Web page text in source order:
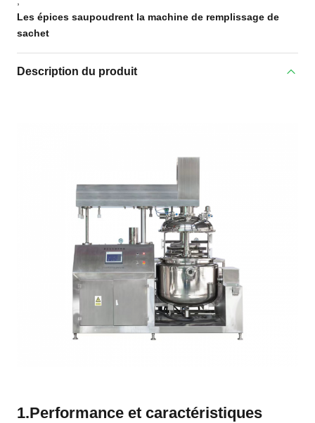
Les épices saupoudrent la machine de remplissage de
sachet
Description du produit
1.Performance et caractéristiques